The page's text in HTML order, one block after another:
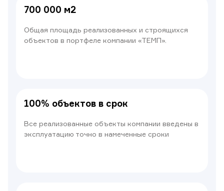
700 000 м2
Общая площадь реализованных и строящихся
объектов в портфеле компании «ТЕМП».
100% объектов в срок
Все реализованные объекты компании введены в
эксплуатацию точно в намеченные сроки